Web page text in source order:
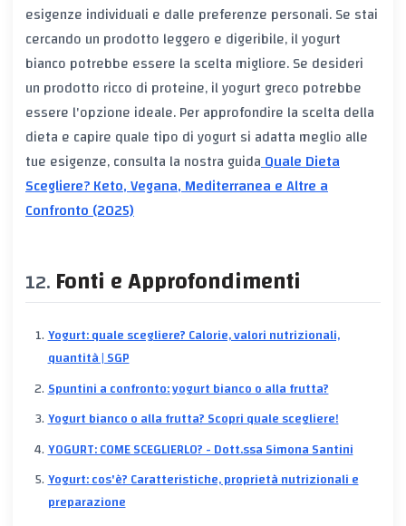
esigenze individuali e dalle preferenze personali. Se stai
cercando un prodotto leggero e digeribile, il yogurt
bianco potrebbe essere la scelta migliore. Se desideri
un prodotto ricco di proteine, il yogurt greco potrebbe
essere l'opzione ideale. Per approfondire la scelta della
dieta e capire quale tipo di yogurt si adatta meglio alle
tue esigenze, consulta la nostra guidaQuale Dieta
Scegliere? Keto, Vegana, Mediterranea e Altre a
Confronto (2025)
Fonti e Approfondimenti
Yogurt: quale scegliere? Calorie, valori nutrizionali,
quantità | SGP
Spuntini a confronto: yogurt bianco o alla frutta?
Yogurt bianco o alla frutta? Scopri quale scegliere!
YOGURT: COME SCEGLIERLO? - Dott.ssa Simona Santini
Yogurt: cos'è? Caratteristiche, proprietà nutrizionali e
preparazione